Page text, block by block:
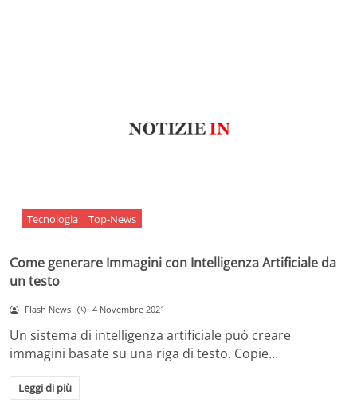
Tecnologia Top-News
Come generare Immagini con Intelligenza Artificiale da
un testo
Flash News 4 Novembre 2021
Un sistema di intelligenza artificiale può creare
immagini basate su una riga di testo. Copie…
Leggi di più